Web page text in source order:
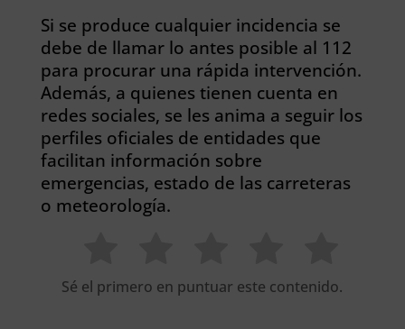
Si se produce cualquier incidencia se
debe de llamar lo antes posible al 112
para procurar una rápida intervención.
Además, a quienes tienen cuenta en
redes sociales, se les anima a seguir los
perfiles oficiales de entidades que
facilitan información sobre
emergencias, estado de las carreteras
o meteorología.
Sé el primero en puntuar este contenido.